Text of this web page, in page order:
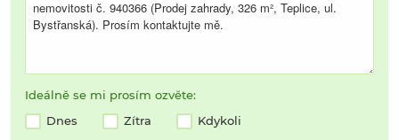
Ideálně se mi prosím ozvěte:
Dnes
Zítra Kdykoli